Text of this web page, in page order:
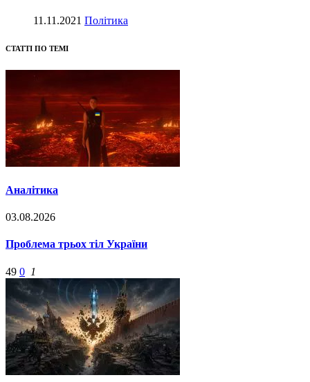
11.11.2021 Політика
СТАТТІ ПО ТЕМІ
Аналітика
03.08.2026
Проблема трьох тіл України
49 0 1